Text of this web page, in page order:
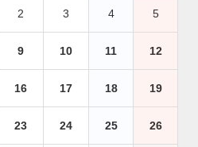
2 3 4 5
9 10 11 12
16 17 18 19
23 24 25 26